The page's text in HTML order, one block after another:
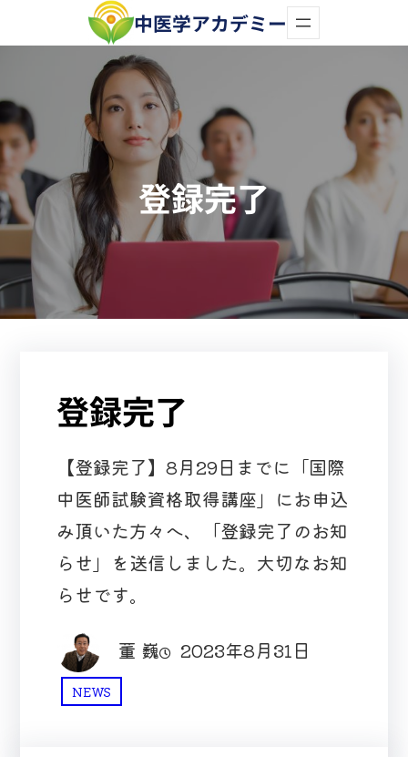
容
ス
キ
ッ
プ
中医学アカデミー
登録完了
登録完了
【登録完了】8月29日までに「国際
中医師試験資格取得講座」にお申込
み頂いた方々へ、「登録完了のお知
らせ」を送信しました。大切なお知
らせです。
董 巍 2023年8月31日
NEWS